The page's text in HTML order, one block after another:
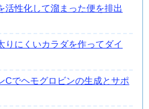
活性化して溜まった便を排出
りにくいカラダを作ってダイ
Cでヘモグロビンの生成とサポ